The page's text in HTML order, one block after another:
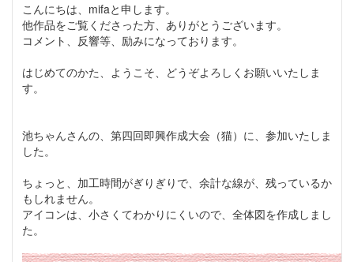
こんにちは、mifaと申します。
他作品をご覧くださった方、ありがとうございます。
コメント、反響等、励みになっております。
はじめてのかた、ようこそ、どうぞよろしくお願いいたしま
す。
池ちゃんさんの、第四回即興作成大会（猫）に、参加いたしま
した。
ちょっと、加工時間がぎりぎりで、余計な線が、残っているか
もしれません。
アイコンは、小さくてわかりにくいので、全体図を作成しまし
た。